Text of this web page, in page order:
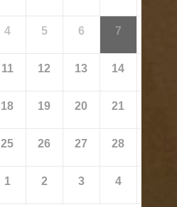
4 5 6 7
11 12 13 14
18 19 20 21
25 26 27 28
1 2 3 4